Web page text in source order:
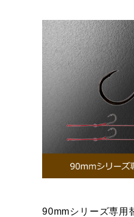
90mmシリーズ専用